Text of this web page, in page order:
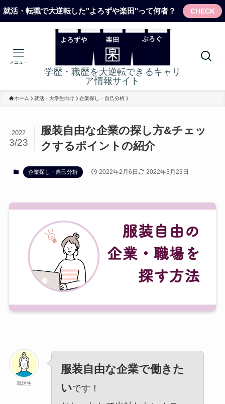
就活・転職で大逆転した"よろずや楽田"って何者？ CHECK
学歴・職歴を大逆転できるキャリ
ア情報サイト
メニュー
ホーム 就活・大学生向け 企業探し・自己分析
服装自由な企業の探し方&チェッ
クするポイントの紹介
2022
3/23
企業探し・自己分析 2022年2月6日 2022年3月23日
就活生
服装自由な企業で働きた
いです！